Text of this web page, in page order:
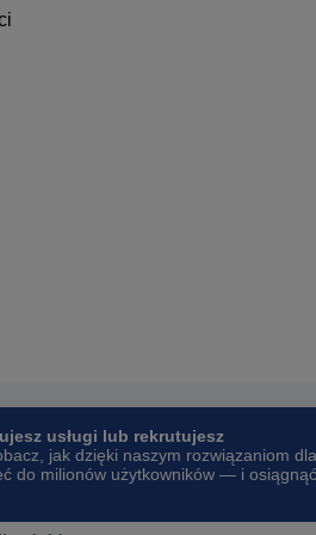
usługi lub rekrutujesz
jak dzięki naszym rozwiązaniom dla
do milionów użytkowników — i osiągnąć